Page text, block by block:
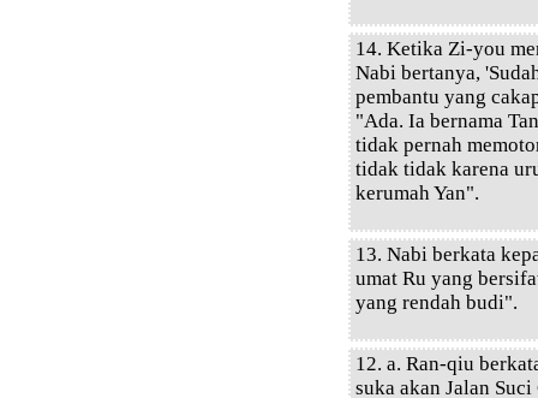
14. Ketika Zi-you
Nabi bertanya,
pembantu yang
"Ada. Ia bernama
tidak pernah
tidak tidak karena
kerumah Yan".
13. Nabi berkata
umat Ru yang
yang rendah budi".
12. a. Ran-qiu
suka akan Jalan